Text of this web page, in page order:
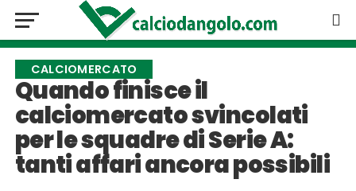
CALCIOMERCATO
Quando finisce il
calciomercato svincolati
per le squadre di Serie A:
tanti affari ancora possibili